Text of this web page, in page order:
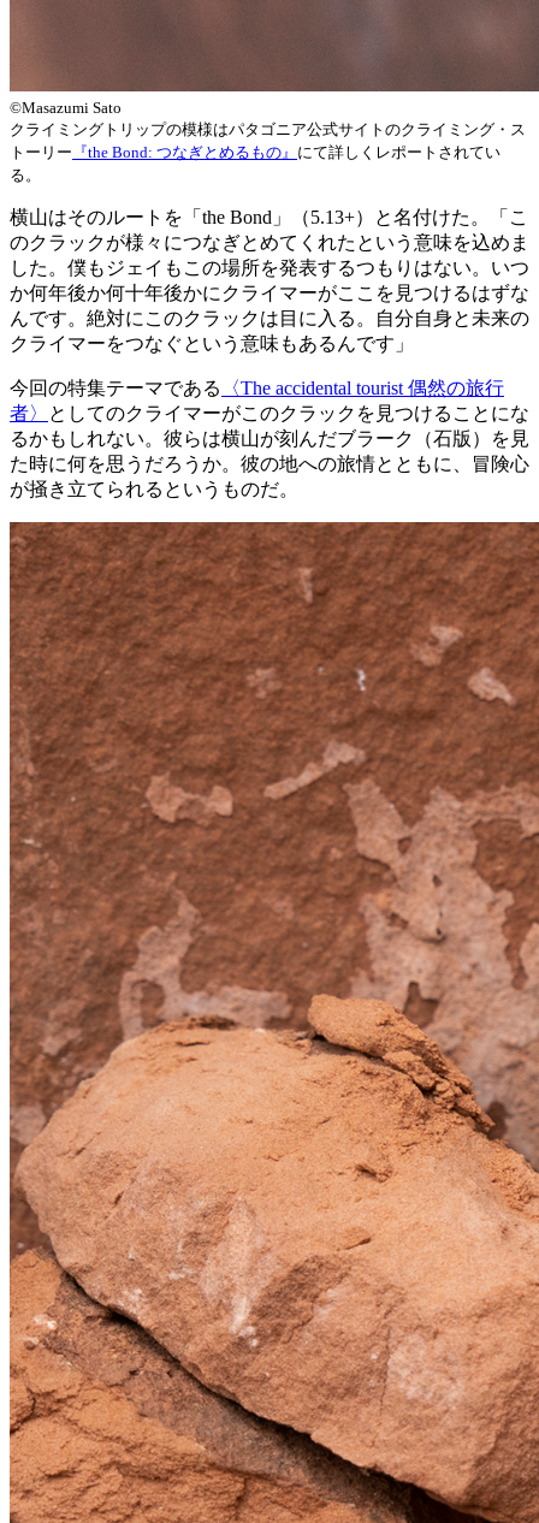
©Masazumi Sato
クライミングトリップの模様はパタゴニア公式サイトのクライミング・ス
トーリー 『the Bond: つなぎとめるもの』 にて詳しくレポートされてい
る。
横山はそのルートを「the Bond」（5.13+）と名付けた。「こ
のクラックが様々につなぎとめてくれたという意味を込めま
した。僕もジェイもこの場所を発表するつもりはない。いつ
か何年後か何十年後かにクライマーがここを見つけるはずな
んです。絶対にこのクラックは目に入る。自分自身と未来の
クライマーをつなぐという意味もあるんです」
今回の特集テーマである
〈The accidental tourist 偶然の旅行
者〉
としてのクライマーがこのクラックを見つけることにな
るかもしれない。彼らは横山が刻んだブラーク（石版）を見
た時に何を思うだろうか。彼の地への旅情とともに、冒険心
が掻き立てられるというものだ。